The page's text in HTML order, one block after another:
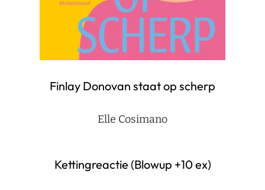
Finlay Donovan staat op scherp
Elle Cosimano
Kettingreactie (Blowup +10 ex)